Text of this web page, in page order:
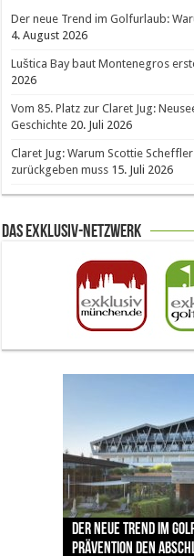
Der neue Trend im Golfurlaub:
4. August 2026
Luštica Bay baut Montenegros
2026
Vom 85. Platz zur Claret Jug:
Geschichte 20. Juli 2026
Claret Jug: Warum Scottie
zurückgeben muss 15. Juli 2026
Das Exklusiv-Netzwerk
Der neue Trend im
Prävention den
Luštica Bay baut
Community weiter aus
Vom 85. Platz zur
schreibt bei The Open
Claret Jug: Warum
berühmteste
The Open 2026 in
traditionsreiche
Herausforderungen